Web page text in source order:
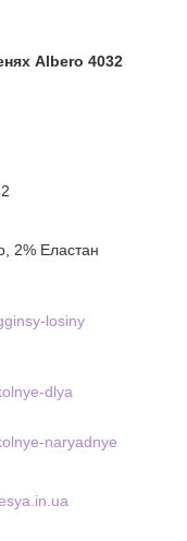
Albero 4032
2% Еластан
losiny
dlya
naryadnye